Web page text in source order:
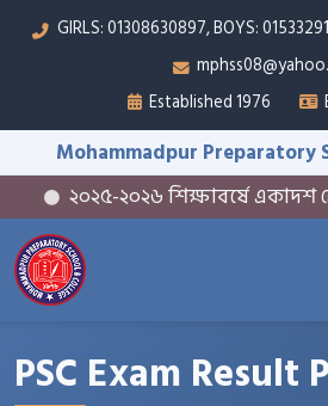
GIRLS: 01308630897, BOYS:
Established 1976
Mohammadpur Preparatory
২০২৫-২০২৬ শিক্ষাবর্ষে একাদশ
PSC Exam Result